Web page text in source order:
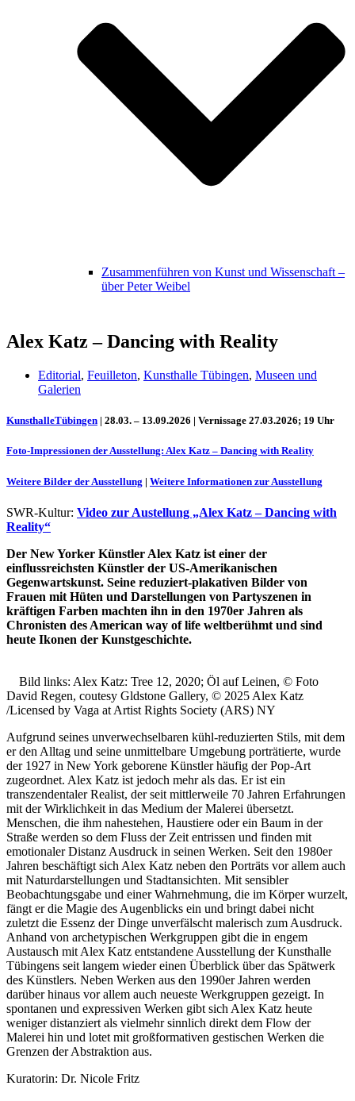
Zusammenführen von Kunst und Wissenschaft –
über Peter Weibel
Uli Rothfuss
Buchtipps von Prof. Uli Rothfuss
Buchbesprechungen von Harald Schwiers
Haralds Streifzüge
Hörtipps von Harald Schwiers
Kunstausflüge mit Sigrid Balke
Marc Peschke – Out of The Länd
Buchtipps von Uli Rothfuss
Hausbesuche
Alex Katz – Dancing with Reality
Editorial, Feuilleton, Kunsthalle Tübingen, Museen und
Galerien
KunsthalleTübingen | 28.03. – 13.09.2026 | Vernissage 27.03.2026; 19 Uhr
Foto-Impressionen der Ausstellung: Alex Katz – Dancing with Reality
Weitere Bilder der Ausstellung | Weitere Informationen zur Ausstellung
SWR-Kultur: Video zur Austellung „Alex Katz – Dancing with
Reality“
Der New Yorker Künstler Alex Katz ist einer der
einflussreichsten Künstler der US-Amerikanischen
Gegenwartskunst. Seine reduziert-plakativen Bilder von
Frauen mit Hüten und Darstellungen von Partyszenen in
kräftigen Farben machten ihn in den 1970er Jahren als
Chronisten des American way of life weltberühmt und sind
heute Ikonen der Kunstgeschichte.
Bild links: Alex Katz: Tree 12, 2020; Öl auf Leinen, © Foto
David Regen, coutesy Gldstone Gallery, © 2025 Alex Katz
/Licensed by Vaga at Artist Rights Society (ARS) NY
Aufgrund seines unverwechselbaren kühl-reduzierten Stils, mit dem
er den Alltag und seine unmittelbare Umgebung porträtierte, wurde
der 1927 in New York geborene Künstler häufig der Pop-Art
zugeordnet. Alex Katz ist jedoch mehr als das. Er ist ein
transzendentaler Realist, der seit mittlerweile 70 Jahren Erfahrungen
mit der Wirklichkeit in das Medium der Malerei übersetzt.
Menschen, die ihm nahestehen, Haustiere oder ein Baum in der
Straße werden so dem Fluss der Zeit entrissen und finden mit
emotionaler Distanz Ausdruck in seinen Werken. Seit den 1980er
Jahren beschäftigt sich Alex Katz neben den Porträts vor allem auch
mit Naturdarstellungen und Stadtansichten. Mit sensibler
Beobachtungsgabe und einer Wahrnehmung, die im Körper wurzelt,
fängt er die Magie des Augenblicks ein und bringt dabei nicht
zuletzt die Essenz der Dinge unverfälscht malerisch zum Ausdruck.
Anhand von archetypischen Werkgruppen gibt die in engem
Austausch mit Alex Katz entstandene Ausstellung der Kunsthalle
Tübingens seit langem wieder einen Überblick über das Spätwerk
des Künstlers. Neben Werken aus den 1990er Jahren werden
darüber hinaus vor allem auch neueste Werkgruppen gezeigt. In
spontanen und expressiven Werken gibt sich Alex Katz heute
weniger distanziert als vielmehr sinnlich direkt dem Flow der
Malerei hin und lotet mit großformativen gestischen Werken die
Grenzen der Abstraktion aus.
Kuratorin: Dr. Nicole Fritz